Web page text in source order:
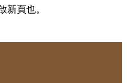
新頁也。